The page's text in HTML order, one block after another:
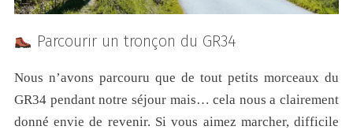
Parcourir un tronçon du GR34
Nous n’avons parcouru que de tout petits morceaux du
GR34 pendant notre séjour mais… cela nous a clairement
donné envie de revenir. Si vous aimez marcher, difficile